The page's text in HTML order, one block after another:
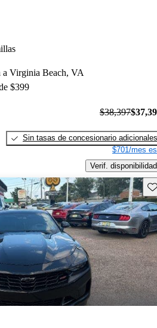
a Virginia Beach, VA
$399
$38,397
Sin tasas de concesionario adicionales
$701/mes
Verif. disponibilidad